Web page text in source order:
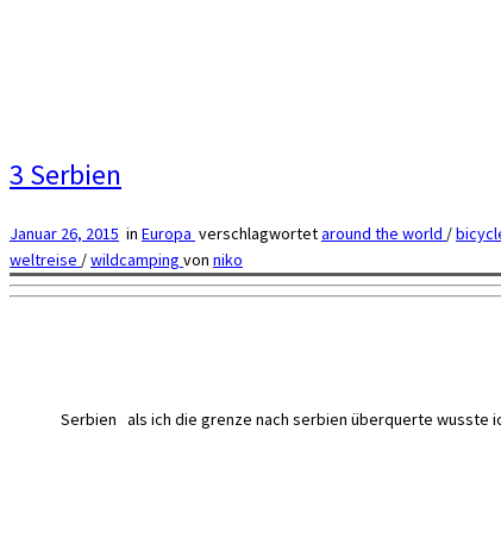
Serbien als ich die grenze nach serbien überquerte wusste
3 Serbien
Januar 26, 2015 in Europa verschlagwortetaround the world /
weltreise /wildcamping von niko